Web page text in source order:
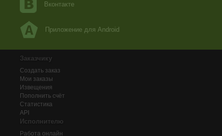
Вконтакте
Приложение для Android
Заказчику
Создать заказ
Мои заказы
Извещения
Пополнить счёт
Статистика
API
Исполнителю
Работа онлайн